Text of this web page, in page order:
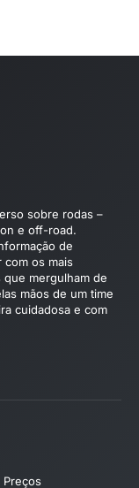
sobre rodas –
e off-road.
de
com os mais
mergulham de
mãos de um time
cuidadosa e com
Preços